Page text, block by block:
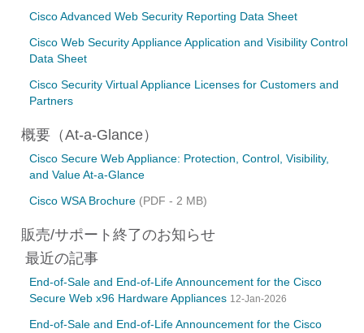
Cisco Advanced Web Security Reporting Data Sheet
Cisco Web Security Appliance Application and Visibility Control
Data Sheet
Cisco Security Virtual Appliance Licenses for Customers and
Partners
概要（At-a-Glance）
Cisco Secure Web Appliance: Protection, Control, Visibility,
and Value At-a-Glance
Cisco WSA Brochure (PDF - 2 MB)
販売/サポート終了のお知らせ
最近の記事
End-of-Sale and End-of-Life Announcement for the Cisco
Secure Web x96 Hardware Appliances 12-Jan-2026
End-of-Sale and End-of-Life Announcement for the Cisco